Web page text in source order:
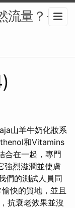
流量？-
山羊牛奶化妝系
和Vitamins
合在一起，專門
強烈滋潤並使膚
們的測試人員同
快的質地，並且
抗衰老效果並沒